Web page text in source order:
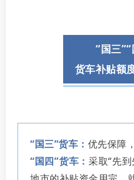
“国三
货车补贴额
“国三”货车： 优先保障
“国四”货车： 采取“先